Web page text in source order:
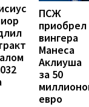
ПСЖ
приобрел
вингера
Манеса
Аклиуша
за 50
евро